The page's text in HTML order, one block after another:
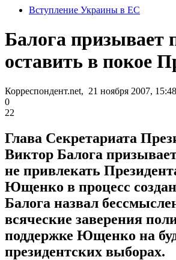
Вступление Украины в ЕС
Балога призывает
оставить в покое
Корреспондент.net, 21 ноября 2007, 15:48
0
22
Глава Секретариата
Виктор Балога
не привлекать
Ющенко в процесс
Балога назвал
всяческие заверения
поддержке Ющенко на
президентских выборах.